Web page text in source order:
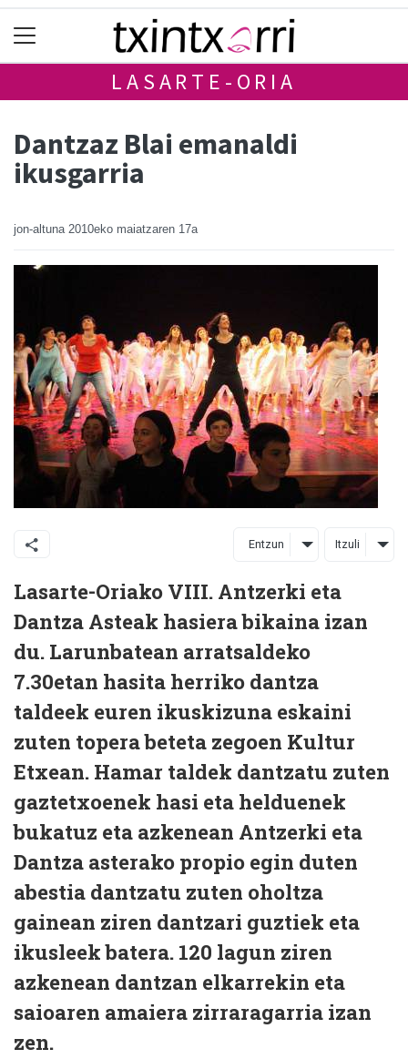
LASARTE-ORIA
Dantzaz Blai emanaldi
ikusgarria
jon-altuna 2010eko maiatzaren 17a
Entzun Itzuli
Lasarte-Oriako VIII. Antzerki eta
Dantza Asteak hasiera bikaina izan
du. Larunbatean arratsaldeko
7.30etan hasita herriko dantza
taldeek euren ikuskizuna eskaini
zuten topera beteta zegoen Kultur
Etxean. Hamar taldek dantzatu zuten
gaztetxoenek hasi eta helduenek
bukatuz eta azkenean Antzerki eta
Dantza asterako propio egin duten
abestia dantzatu zuten oholtza
gainean ziren dantzari guztiek eta
ikusleek batera. 120 lagun ziren
azkenean dantzan elkarrekin eta
saioaren amaiera zirraragarria izan
zen.